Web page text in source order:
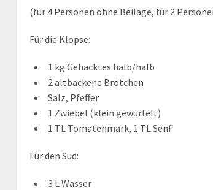
(für 4 Personen ohne Beilage, für 2
Für die Klopse:
1 kg Gehacktes halb/halb
2 altbackene Brötchen
Salz, Pfeffer
1 Zwiebel (klein gewürfelt)
1 TL Tomatenmark, 1 TL Senf
Für den Sud:
3 L Wasser